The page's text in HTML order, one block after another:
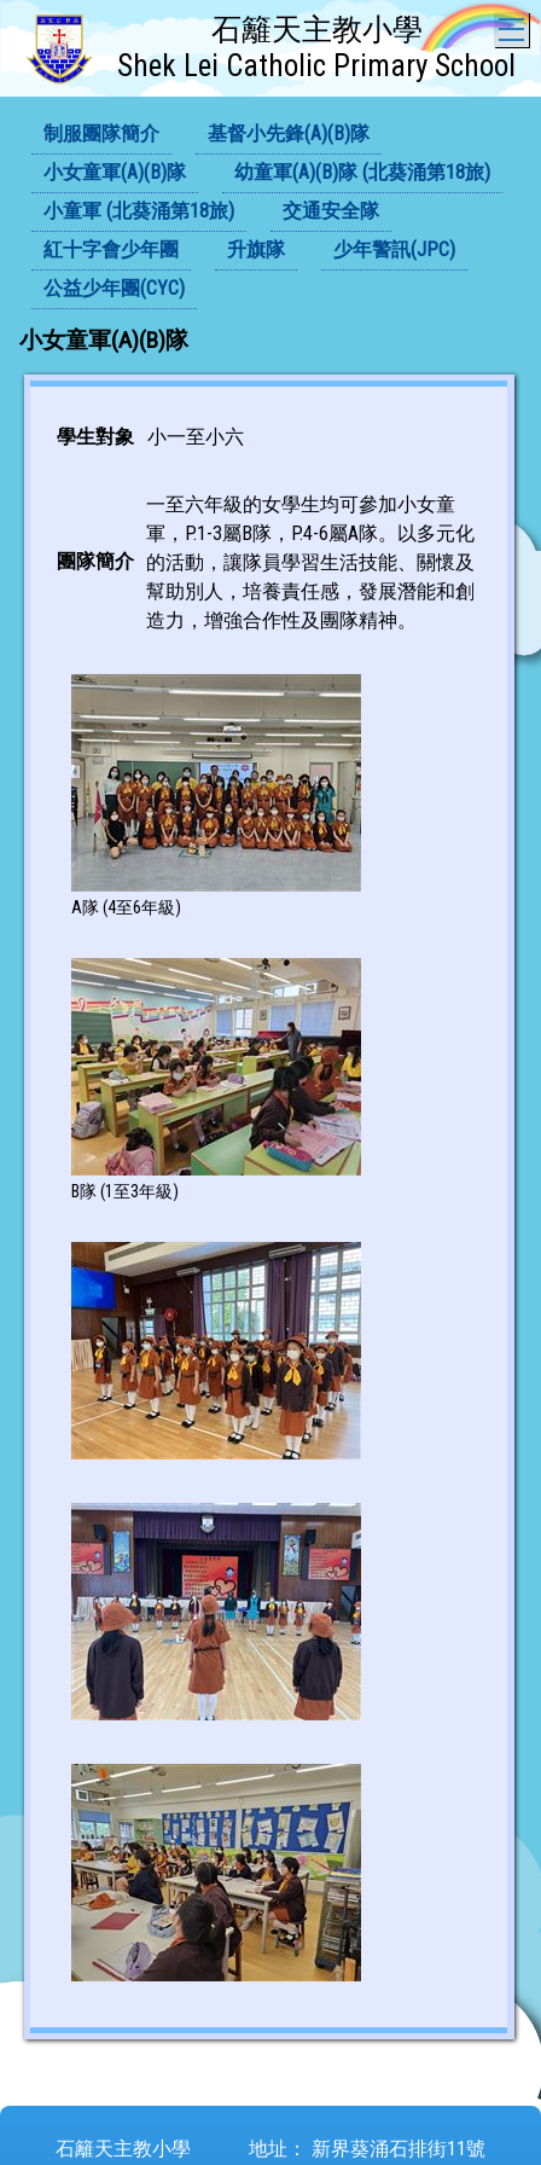
石籬天主教小學
Shek Lei Catholic Primary School
制服團隊簡介
基督小先鋒(A)(B)隊
小女童軍(A)(B)隊
幼童軍(A)(B)隊 (北葵涌第18旅)
小童軍 (北葵涌第18旅)
交通安全隊
紅十字會少年團
升旗隊
少年警訊(JPC)
公益少年團(CYC)
小女童軍(A)(B)隊
學生對象 小一至小六
團隊簡介
一至六年級的女學生均可參加小女童
軍，P.1-3屬B隊，P.4-6屬A隊。以多元化
的活動，讓隊員學習生活技能、關懷及
幫助別人，培養責任感，發展潛能和創
造力，增強合作性及團隊精神。
A隊 (4至6年級)
B隊 (1至3年級)
石籬天主教小學 地址： 新界葵涌石排街11號